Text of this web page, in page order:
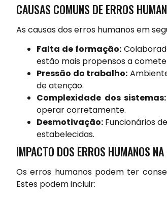
CAUSAS COMUNS DE ERROS
As causas dos erros humanos em
Falta de formação:
estão mais propensos a
Pressão do trabalho:
de atenção.
Complexidade dos sistemas:
operar corretamente.
Desmotivação: Funcionários
estabelecidas.
IMPACTO DOS ERROS HUMANOS
Os erros humanos podem ter
Estes podem incluir: